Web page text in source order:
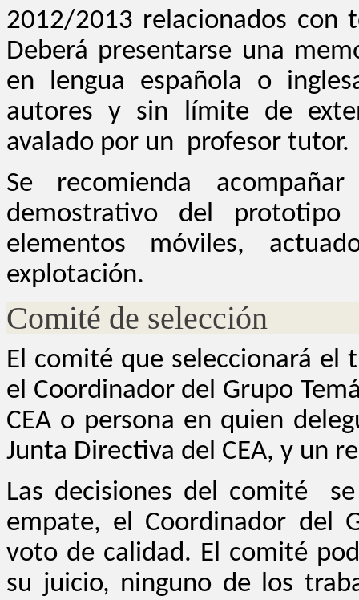
2012/2013 relacionados con
Deberá presentarse una
en lengua española o
autores y sin límite de
avalado por un profesor tutor.
Se recomienda
demostrativo del
elementos móviles,
explotación.
Comité de selección
El comité que seleccionará
el Coordinador del Grupo
CEA o persona en quien
Junta Directiva del CEA, y un
Las decisiones del comité
empate, el Coordinador del
voto de calidad. El comité
su juicio, ninguno de los